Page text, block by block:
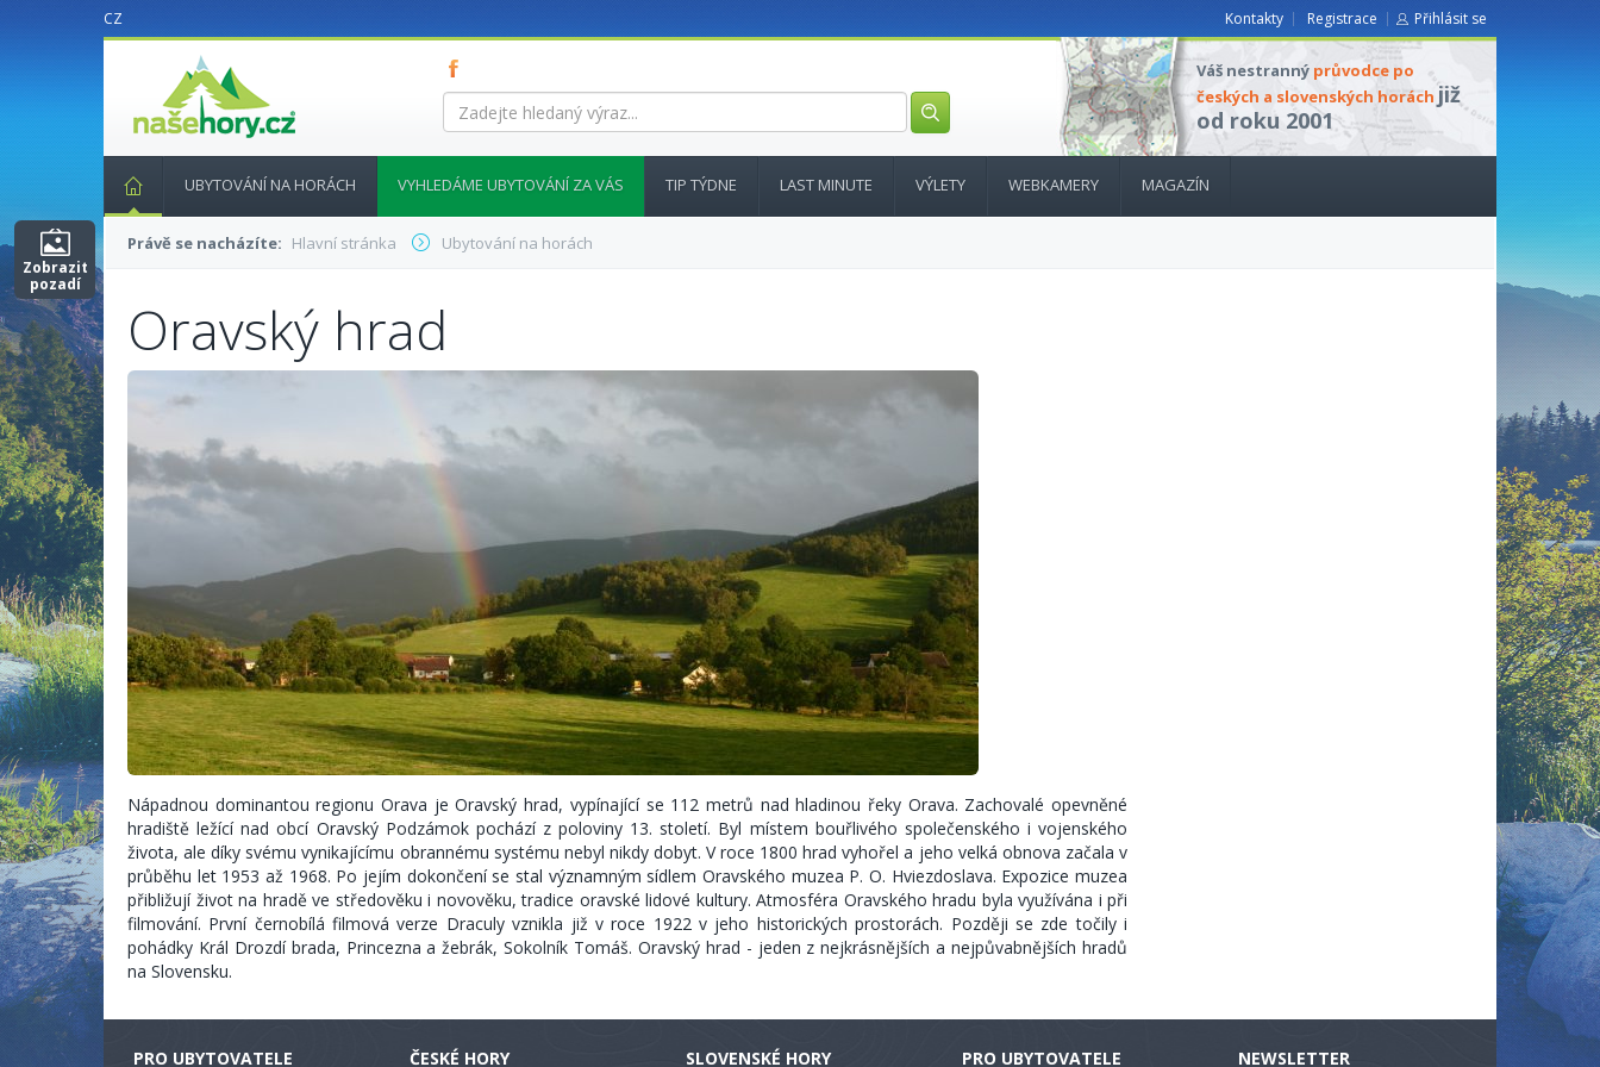
CZ Kontakty Registrace Přihlásit se
nasehory.cz
Zadejte
hledaný
Váš nestranný průvodce po
českých a slovenských horách již
od roku 2001
UBYTOVÁNÍ NA HORÁCH VYHLEDÁME UBYTOVÁNÍ ZA VÁS TIP TÝDNE LAST MINUTE VÝLETY WEBKAMERY MAGAZÍN
Právě se nacházíte: Hlavní stránka Ubytování na horách
Oravský hrad
Nápadnou dominantou regionu Orava je Oravský hrad, vypínající se 112 metrů nad hladinou řeky Orava. Zachovalé opevněné
hradiště ležící nad obcí Oravský Podzámok pochází z poloviny 13. století. Byl místem bouřlivého společenského i vojenského
života, ale díky svému vynikajícímu obrannému systému nebyl nikdy dobyt. V roce 1800 hrad vyhořel a jeho velká obnova začala v
průběhu let 1953 až 1968. Po jejím dokončení se stal významným sídlem Oravského muzea P. O. Hviezdoslava. Expozice muzea
přibližují život na hradě ve středověku i novověku, tradice oravské lidové kultury. Atmosféra Oravského hradu byla využívána i při
filmování. První černobílá filmová verze Draculy vznikla již v roce 1922 v jeho historických prostorách. Později se zde točily i
pohádky Král Drozdí brada, Princezna a žebrák, Sokolník Tomáš. Oravský hrad - jeden z nejkrásnějších a nejpůvabnějších hradů
na Slovensku.
PRO UBYTOVATELE ČESKÉ HORY SLOVENSKÉ HORY PRO UBYTOVATELE NEWSLETTER
Zobrazit
pozadí